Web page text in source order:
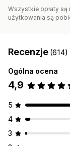
Wszystkie opłaty są
użytkowania są
Recenzje (614)
Ogólna ocena
4,9
5
4
3